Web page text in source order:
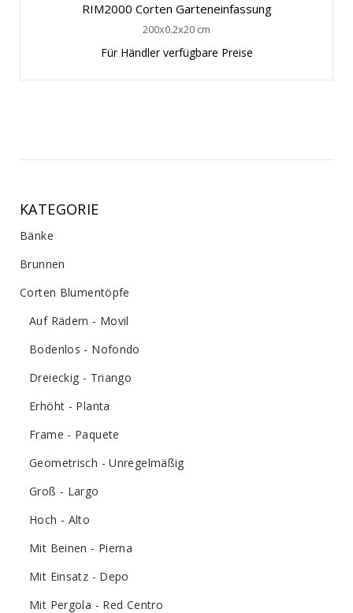
RIM2000 Corten Garteneinfassung
200x0.2x20 cm
Für Händler verfügbare Preise
KATEGORIE
Bänke
Brunnen
Corten Blumentöpfe
Auf Rädern - Movil
Bodenlos - Nofondo
Dreieckig - Triango
Erhöht - Planta
Frame - Paquete
Geometrisch - Unregelmäßig
Groß - Largo
Hoch - Alto
Mit Beinen - Pierna
Mit Einsatz - Depo
Mit Pergola - Red Centro